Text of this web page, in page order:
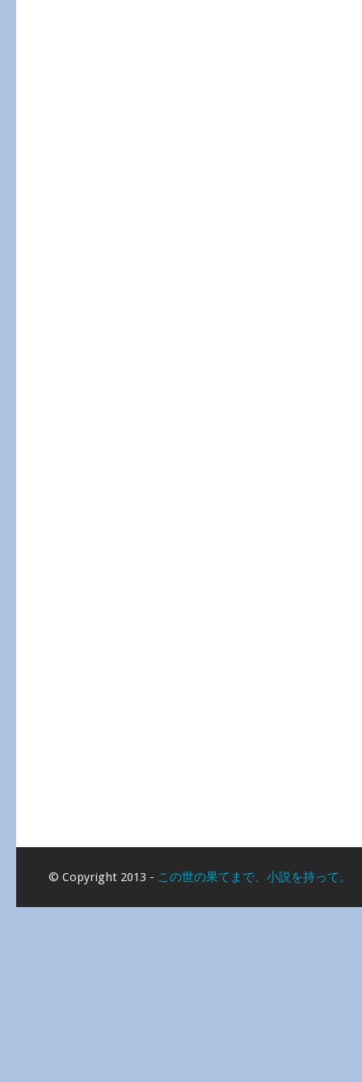
© Copyright 2013 - この世の果てまで、小説を持って。